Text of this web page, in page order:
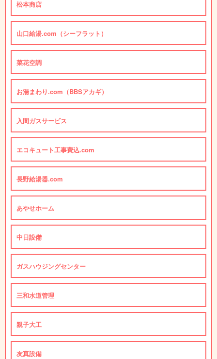
松本商店
山口給湯.com（シーフラット）
菜花空調
お湯まわり.com（BBSアカギ）
入間ガスサービス
エコキュート工事費込.com
長野給湯器.com
あやせホーム
中日設備
ガスハウジングセンター
三和水道管理
親子大工
友真設備